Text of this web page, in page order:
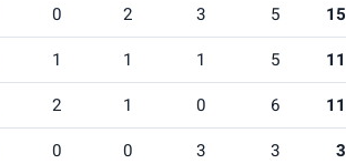
15
5
3
2
0
11
5
1
1
1
11
6
0
1
2
3
3
3
0
0